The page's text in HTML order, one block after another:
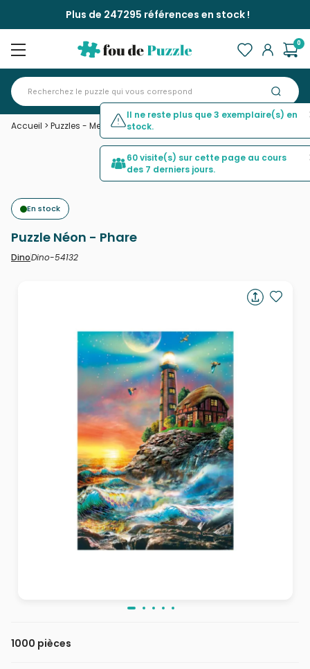
Plus de 247295 références en stock !
0
Accueil > Puzzles - Mers et Océans
En stock
Puzzle Néon - Phare
DinoDino-54132
1000 pièces
Il ne reste plus que 3 exemplaire(s) en
stock.
60 visite(s) sur cette page au cours
des 7 derniers jours.